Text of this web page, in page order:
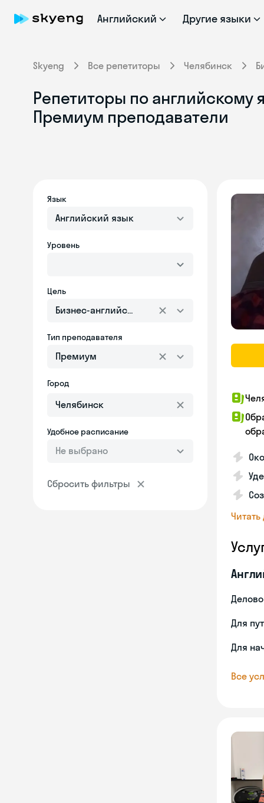
Английский Другие языки
Skyeng Все репетиторы Челябинск
Репетиторы по английскому
Премиум преподаватели
Язык
Английский язык
Уровень
Цель
Бизнес-английский
Тип преподавателя
Премиум
Город
Удобное расписание
Не выбрано
Сбросить фильтры
Для
Для
Все